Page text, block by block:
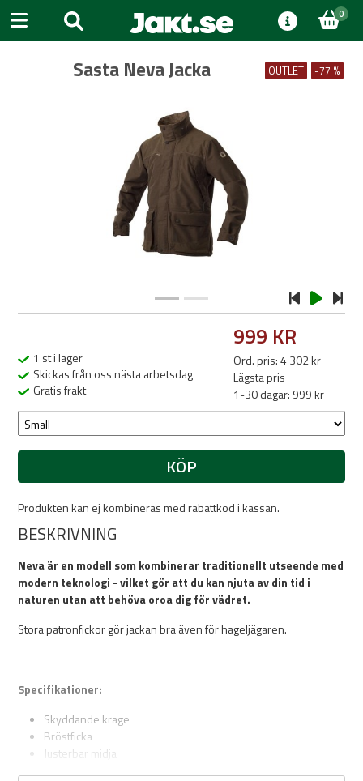
0
Sasta Neva Jacka OUTLET -77 %
1 st i lager
Skickas från oss nästa arbetsdag
Gratis frakt
999 KR
Ord. pris: 4 302 kr
Lägsta pris
1-30 dagar: 999 kr
KÖP
Produkten kan ej kombineras med rabattkod i kassan.
BESKRIVNING
Neva är en modell som kombinerar traditionellt utseende med
modern teknologi - vilket gör att du kan njuta av din tid i
naturen utan att behöva oroa dig för vädret.
Stora patronfickor gör jackan bra även för hageljägaren.
Specifikationer:
Skyddande krage
Bröstficka
Justerbar midja